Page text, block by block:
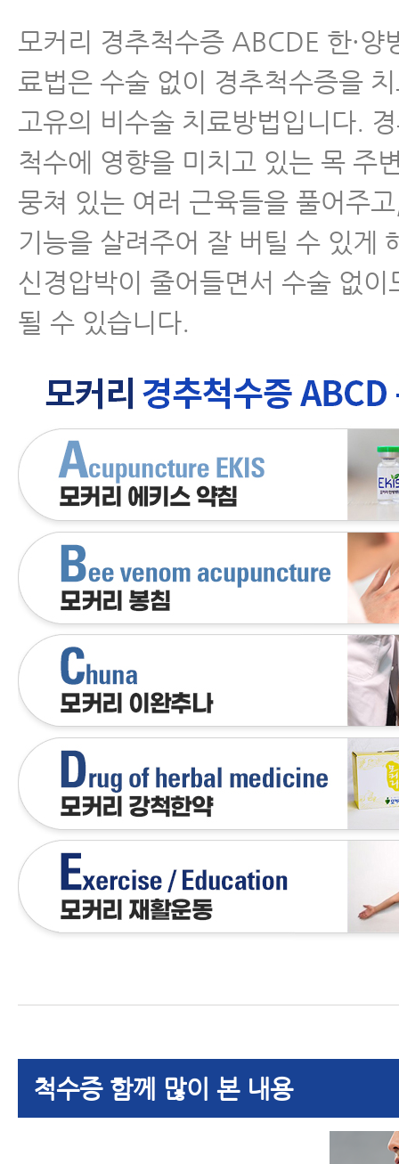
모커리 경추척수증 ABCDE 한·양
료법은 수술 없이 경추척수증을
고유의 비수술 치료방법입니다.
척수에 영향을 미치고 있는 목 주
뭉쳐 있는 여러 근육들을 풀어주
기능을 살려주어 잘 버틸 수 있게
신경압박이 줄어들면서 수술 없이
될 수 있습니다.
척수증 함께 많이 본 내용